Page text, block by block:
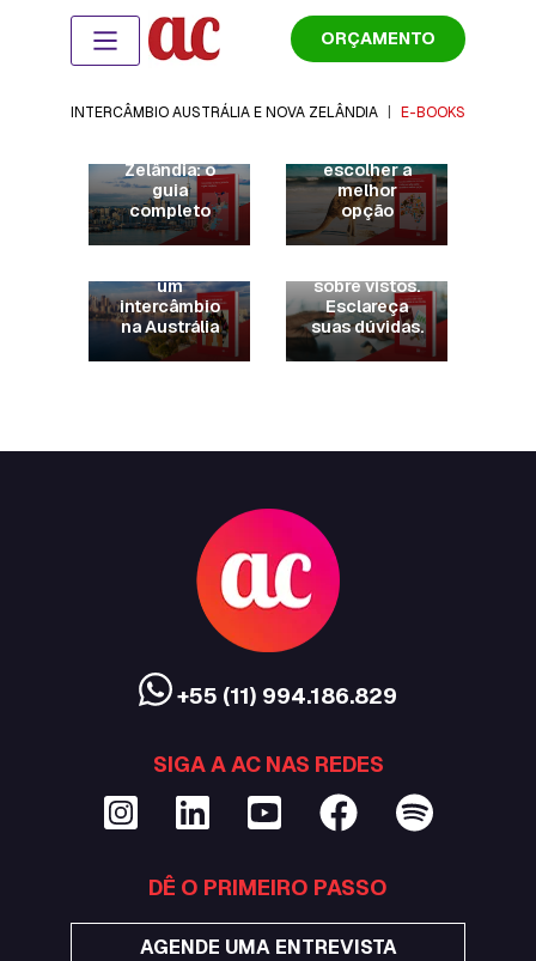
ORÇAMENTO
INTERCÂMBIO AUSTRÁLIA E NOVA ZELÂNDIA E-BOOKS
Zelândia: o
guia
completo
Guia de
Austrália:
escolher a
melhor
opção
Tudo que
você precisa
um
intercâmbio
na Austrália
Guia
sobre vistos.
Esclareça
suas dúvidas.
+55 (11) 994.186.829
SIGA A AC NAS REDES
DÊ O PRIMEIRO PASSO
AGENDE UMA ENTREVISTA